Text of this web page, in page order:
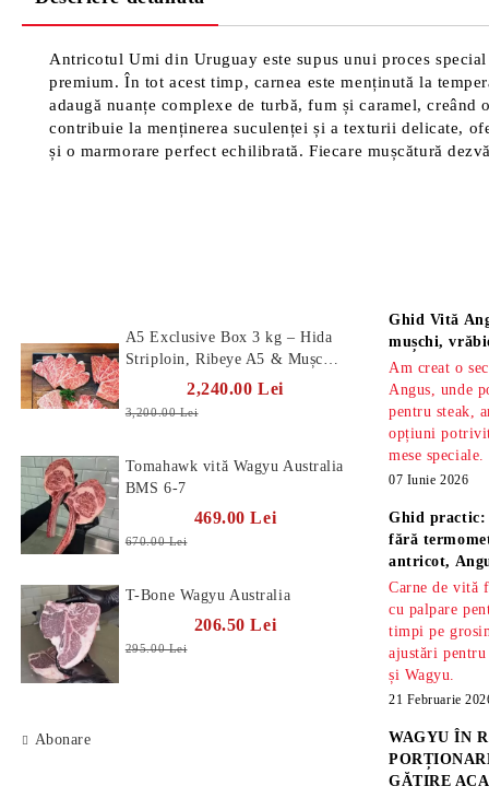
Antricotul Umi din Uruguay este supus unui proces
premium. În tot acest timp, carnea este menținută la
adaugă nuanțe complexe de turbă, fum și caramel,
contribuie la menținerea suculenței și a texturii delicate,
și o marmorare perfect echilibrată. Fiecare mușcătură
A5 Exclusive Box 3 kg – Hida
Striploin, Ribeye A5 & Mușchi
2,240.00 Lei
3,200.00 Lei
Tomahawk vită Wagyu Australia
BMS 6-7
469.00 Lei
670.00 Lei
T-Bone Wagyu Australia
206.50 Lei
295.00 Lei
Abonare
Ghid Vită
mușchi,
Am creat o
Angus, unde
pentru steak,
opțiuni
mese speciale.
07 Iunie 2026
Ghid practic:
fără
antricot,
Carne de vită
cu palpare
timpi pe
ajustări
și Wagyu.
21 Februarie
WAGYU ÎN
GĂTIRE